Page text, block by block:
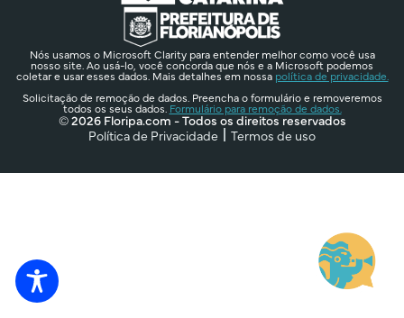
Nós usamos o Microsoft Clarity para entender melhor como você usa
nosso site. Ao usá-lo, você concorda que nós e a Microsoft podemos
coletar e usar esses dados. Mais detalhes em nossa política de privacidade.
Solicitação de remoção de dados. Preencha o formulário e removeremos
todos os seus dados. Formulário para remoção de dados.
© 2026 Floripa.com - Todos os direitos reservados
Política de Privacidade
Termos de uso